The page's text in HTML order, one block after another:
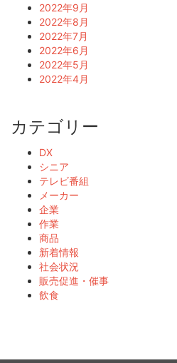
2022年9月
2022年8月
2022年7月
2022年6月
2022年5月
2022年4月
カテゴリー
DX
シニア
テレビ番組
メーカー
企業
作業
商品
新着情報
社会状況
販売促進・催事
飲食